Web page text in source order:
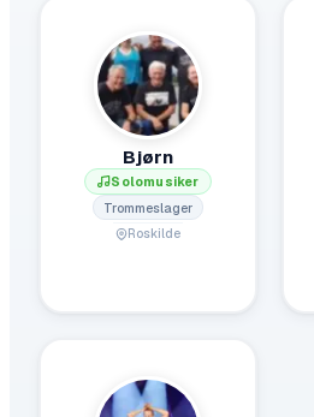
Bjørn
Solomusiker
Trommeslager
Roskilde